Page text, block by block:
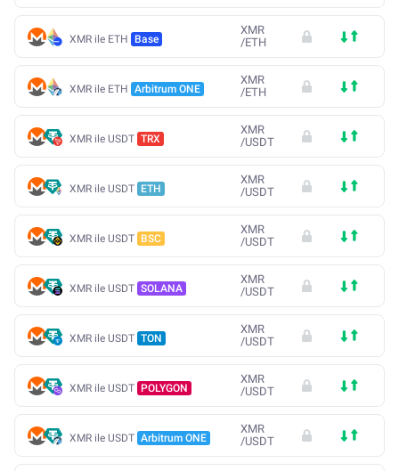
XMR ile ETH Base
XMR
/ETH
XMR ile ETH Arbitrum ONE
XMR
/ETH
XMR ile USDT TRX
XMR
/USDT
XMR ile USDT ETH
XMR
/USDT
XMR ile USDT BSC
XMR
/USDT
XMR ile USDT SOLANA
XMR
/USDT
XMR ile USDT TON
XMR
/USDT
XMR ile USDT POLYGON
XMR
/USDT
XMR ile USDT Arbitrum ONE
XMR
/USDT